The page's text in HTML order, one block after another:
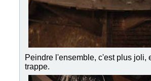
Peindre l'ensemble, c'est plus joli,
trappe.